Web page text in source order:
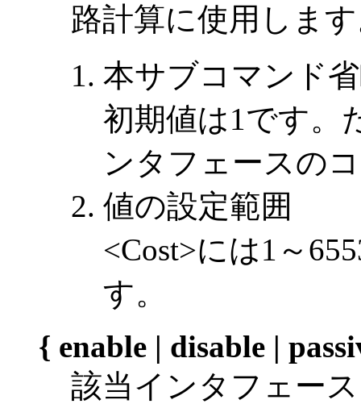
路計算に使用しま
本サブコマンド
初期値は1です。
ンタフェースの
値の設定範囲
<Cost>には1～
す。
{ enable | disable |
該当インタフェー